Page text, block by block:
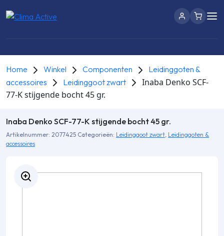
Home Winkel Componenten
Leidinggoten &
accessoires
Leidinggoot zwart
Inaba Denko SCF-
77-K stijgende bocht 45 gr.
Inaba Denko SCF-77-K stijgende bocht 45 gr.
Artikelnummer: 2077425 Categorieën: Leidinggoot zwart, Leidinggoten &
accessoires